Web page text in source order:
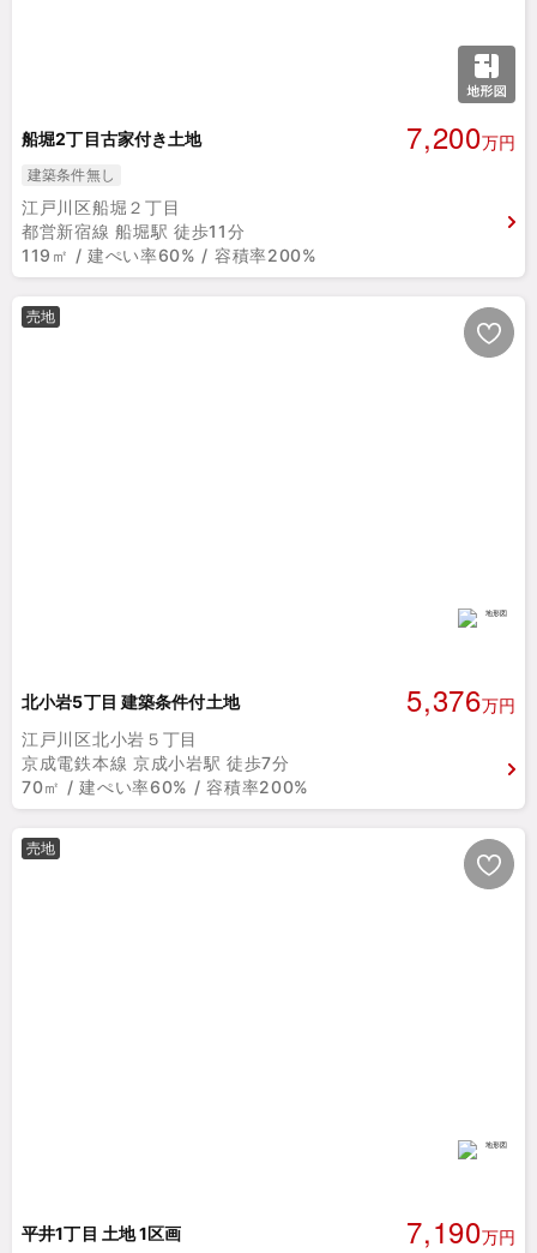
船堀2丁目古家付き土地 7,200万円
建築条件無し
江戸川区船堀２丁目
都営新宿線 船堀駅 徒歩11分
119㎡ / 建ぺい率60% / 容積率200%
売地
北小岩5丁目 建築条件付土地 5,376万円
江戸川区北小岩５丁目
京成電鉄本線 京成小岩駅 徒歩7分
70㎡ / 建ぺい率60% / 容積率200%
売地
平井1丁目 土地 1区画 7,190万円